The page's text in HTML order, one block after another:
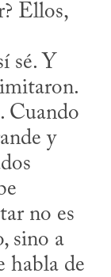
Ellos,
sé. Y
Cuando
y
no es
sino a
habla de